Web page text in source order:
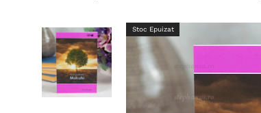
Stoc Epuizat